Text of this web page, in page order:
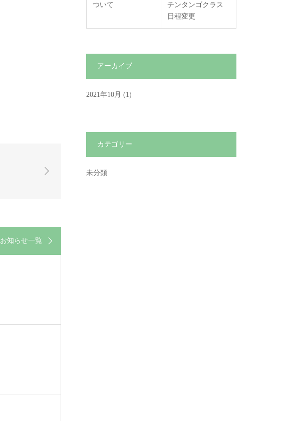
お知らせ一覧
ついて
チンタンゴクラス
日程変更
アーカイブ
2021年10月 (1)
カテゴリー
未分類